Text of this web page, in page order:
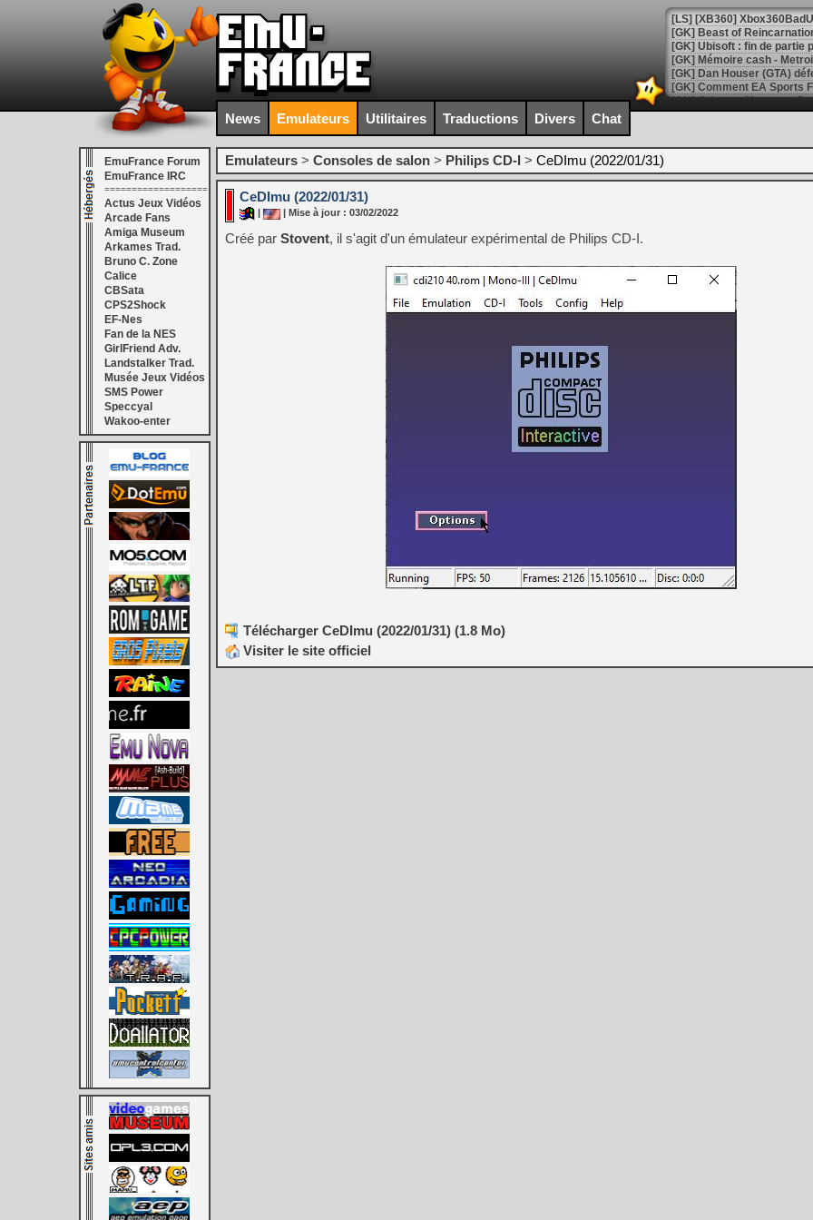
[GK] Beast of
[GK] Ubisoft : fin de partie
[GK] Mémoire cash -
[GK] Dan Houser (GTA)
[GK] Comment EA Sports
[GK] Crimson Moon : un
[GK] Isle of Reveries : le
[GK] Moonlighter 2 : The
[GK] Capcom relance
[Mo5] Deux inédits du
[GK] Le beat'em up The
[GK] Endless Legend 2 :
[LS] [PS5] Le WebKit
[GK] Oubliez Crazy Taxi,
[LS] [Switch] NSZ 5.0.0
[GK] No More Room in
[GK] Un chatbot Atelier
[GK] Mémoire cash -
[GK] Nvidia : le prix des
[GK] Suikoden Star Leap
[Mo5] La mini borne
[GK] Atari renoue avec les
[GK] Le studio de FIFA
[GK] La PlayStation 1 en
[GK] Dawn of War 4 : les
[GK] CloverPit : l'héritier
[GK] Stellar Blade : Blood
[GK] Palworld Online est
[GK] Wuchang 2 : le
[GK] Minecraft et ses «
News Emulateurs Utilitaires Traductions Divers Chat
EmuFrance Forum
EmuFrance IRC
===================
Actus Jeux Vidéos
Arcade Fans
Amiga Museum
Arkames Trad.
Bruno C. Zone
Calice
CBSata
CPS2Shock
EF-Nes
Fan de la NES
GirlFriend Adv.
Landstalker Trad.
Musée Jeux Vidéos
SMS Power
Speccyal
Wakoo-enter
Emulateurs > Consoles de salon > Philips CD-I > CeDImu (2022/01/31)
CeDImu (2022/01/31)
| Mise à jour : 03/02/2022
Créé par Stovent, il s'agit d'un émulateur expérimental de Philips CD-I.
Télécharger CeDImu (2022/01/31) (1.8 Mo)
Visiter le site officiel